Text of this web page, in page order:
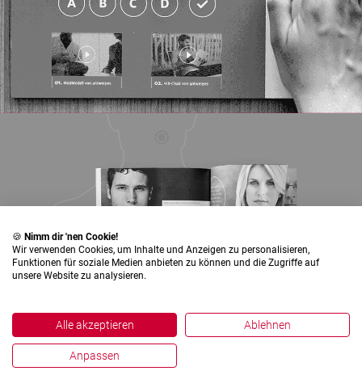
🍪 Nimm dir 'nen Cookie!
Wir verwenden Cookies, um Inhalte und Anzeigen zu personalisieren,
Funktionen für soziale Medien anbieten zu können und die Zugriffe auf
unsere Website zu analysieren.
Alle akzeptieren Ablehnen
Anpassen